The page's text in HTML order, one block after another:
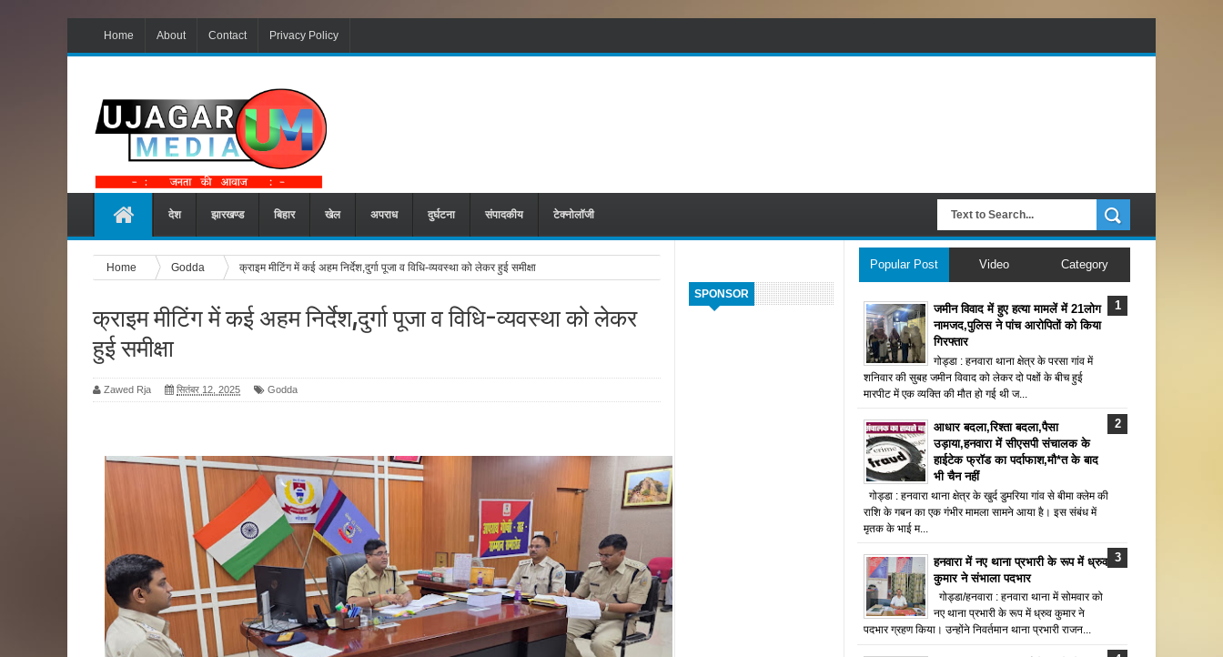
Home About Contact Privacy Policy
देश झारखण्ड बिहार खेल अपराध दुर्घटना संपादकीय टेक्नोलॉजी
SPONSOR
Home Godda क्राइम मीटिंग में कई अहम निर्देश,दुर्गा पूजा व विधि-व्यवस्था को लेकर हुई समीक्षा
क्राइम मीटिंग में कई अहम निर्देश,दुर्गा पूजा व विधि-व्यवस्था को लेकर
हुई समीक्षा
Zawed Rja सितंबर 12, 2025 Godda
Popular Post Video Category
जमीन विवाद में हुए हत्या मामलें में 21लोग
नामजद,पुलिस ने पांच आरोपितों को किया
गिरफ्तार
गोड्डा : हनवारा थाना क्षेत्र के परसा गांव में
शनिवार की सुबह जमीन विवाद को लेकर दो पक्षों के बीच हुई
मारपीट में एक व्यक्ति की मौत हो गई थी ज...
आधार बदला,रिश्ता बदला,पैसा
उड़ाया,हनवारा में सीएसपी संचालक के
हाईटेक फ्रॉड का पर्दाफाश,मौ*त के बाद
भी चैन नहीं
गोड्डा : हनवारा थाना क्षेत्र के खुर्द डुमरिया गांव से बीमा क्लेम की
राशि के गबन का एक गंभीर मामला सामने आया है। इस संबंध में
मृतक के भाई म...
हनवारा में नए थाना प्रभारी के रूप में ध्रुव
कुमार ने संभाला पदभार
गोड्डा/हनवारा : हनवारा थाना में सोमवार को
नए थाना प्रभारी के रूप में ध्रुव कुमार ने
पदभार ग्रहण किया। उन्होंने निवर्तमान थाना प्रभारी राजन...